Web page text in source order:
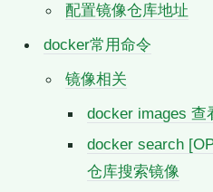
配置镜像仓库地址
docker常用命令
镜像相关
docker images 查
docker search
仓库搜索镜像